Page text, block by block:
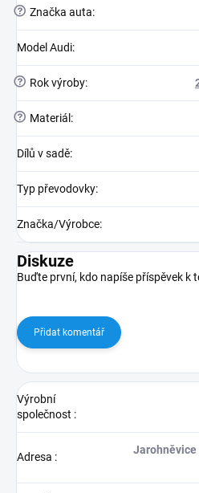
? Značka auta:
Model Audi:
? Rok výroby:
? Materiál :
Dílů v sadě:
Typ převodovky:
Značka/Výrobce:
Diskuze
Buďte první, kdo napíše příspěvek k
Přidat komentář
Výrobní
společnost :
Adresa :
Jarohněvice